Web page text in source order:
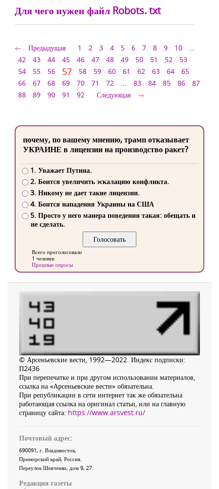
Для чего нужен файл Robots. txt
Предыдущая 1 2 3 4 5 6 7 8 9 10
...
42
43 44 45 46 47 48 49 50 51 52
53
54
55 56 57 58 59 60 61 62 63 64
65
66
67 68 69 70 71 72 ... 83 84 85 86
87
88
89 90 91 92 Следующая
почему, по вашему мнению, трамп отказывает
УКРАИНЕ в лицензии на производство ракет?
1. Уважает Путина.
2. Боится увеличить эскалацию конфликта.
3. Никому не дает такие лицензии.
4. Боится нападения Украины на США
5. Просто у него манера поведения такая: обещать и
не сделать.
Всего проголосовало
1 человек
Прошлые опросы
© Арсеньевские вести, 1992—2022. Индекс подписки:
П2436
При перепечатке и при другом использовании материалов,
ссылка на «Арсеньевские вести» обязательна.
При републикации в сети интернет так же обязательна
работающая ссылка на оригинал статьи, или на главную
страницу сайта: https://www.arsvest.ru/
Почтовый адрес:
690091, г. Владивосток,
Приморский край, Россия
Переулок Шевченко, дом 9, 27
Редакция газеты